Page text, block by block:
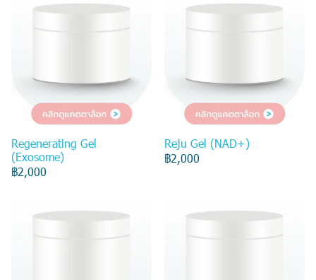
Regenerating Gel
(Exosome)
฿2,000
Reju Gel (NAD+)
฿2,000